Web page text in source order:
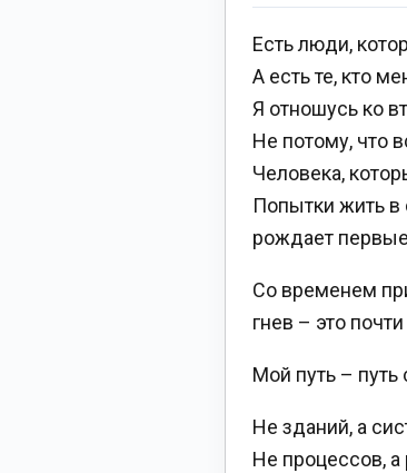
Есть люди,
А есть те, кто
Я отношусь ко
Не потому, что
Человека,
Попытки жить в
рождает
Со временем
гнев – это
Мой путь – путь
Не зданий, а
Не процессов, а